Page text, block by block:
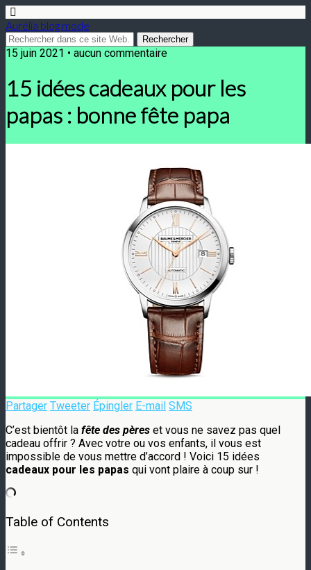
Aurélia blog mode
15 juin 2021 • aucun commentaire
15 idées cadeaux pour les
papas : bonne fête papa
Partager Tweeter Épingler E-mail SMS
C’est bientôt la fête des pères et vous ne savez pas quel
cadeau offrir ? Avec votre ou vos enfants, il vous est
impossible de vous mettre d’accord ! Voici 15 idées
cadeaux pour les papas qui vont plaire à coup sur !
Table of Contents